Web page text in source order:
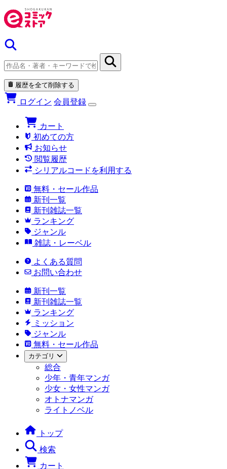
履歴を全て削除する
ログイン 会員登録
カート
初めての方
お知らせ
閲覧履歴
シリアルコードを利用する
無料・セール作品
新刊一覧
新刊雑誌一覧
ランキング
ジャンル
雑誌・レーベル
よくある質問
お問い合わせ
新刊一覧
新刊雑誌一覧
ランキング
ミッション
ジャンル
無料・セール作品
カテゴリ
総合
少年・青年マンガ
少女・女性マンガ
オトナマンガ
ライトノベル
トップ
検索
カート